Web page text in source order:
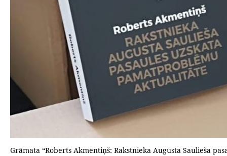
Grāmata “Roberts Akmentiņš: Rakstnieka Augusta Saulieša